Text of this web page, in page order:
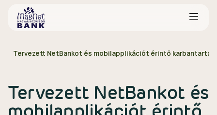
Tervezett NetBankot és mobilapplikációt érintő karbantartás
Tervezett NetBankot és